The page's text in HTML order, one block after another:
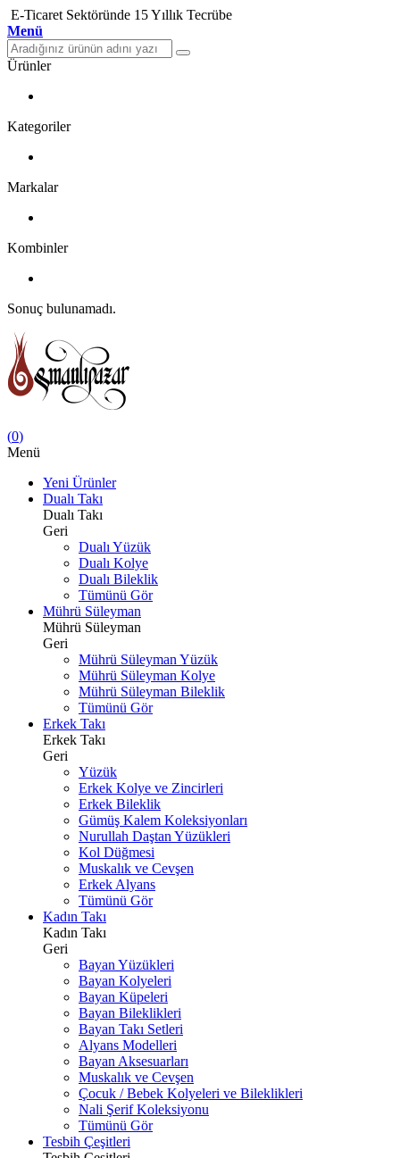
E-Ticaret Sektöründe 15 Yıllık Tecrübe
Menü
Ürünler
Kategoriler
Markalar
Kombinler
Sonuç bulunamadı.
(0)
Menü
Yeni Ürünler
Dualı Takı
Dualı Takı
Geri
Dualı Yüzük
Dualı Kolye
Dualı Bileklik
Tümünü Gör
Mührü Süleyman
Mührü Süleyman
Geri
Mührü Süleyman Yüzük
Mührü Süleyman Kolye
Mührü Süleyman Bileklik
Tümünü Gör
Erkek Takı
Erkek Takı
Geri
Yüzük
Erkek Kolye ve Zincirleri
Erkek Bileklik
Gümüş Kalem Koleksiyonları
Nurullah Daştan Yüzükleri
Kol Düğmesi
Muskalık ve Cevşen
Erkek Alyans
Tümünü Gör
Kadın Takı
Kadın Takı
Geri
Bayan Yüzükleri
Bayan Kolyeleri
Bayan Küpeleri
Bayan Bileklikleri
Bayan Takı Setleri
Alyans Modelleri
Bayan Aksesuarları
Muskalık ve Cevşen
Çocuk / Bebek Kolyeleri ve Bileklikleri
Nali Şerif Koleksiyonu
Tümünü Gör
Tesbih Çeşitleri